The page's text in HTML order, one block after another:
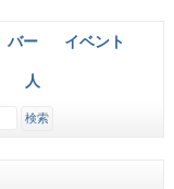
バー イベント
人